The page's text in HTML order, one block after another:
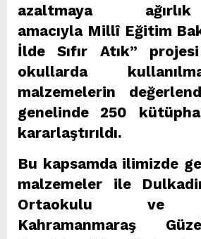
azaltmaya
amacıyla Millî Eğitim
İlde Sıfır Atık” projesi
okullarda
malzemelerin
genelinde 250
kararlaştırıldı.
Bu kapsamda ilimizde
malzemeler ile
Ortaokulu ve
Kahramanmaraş